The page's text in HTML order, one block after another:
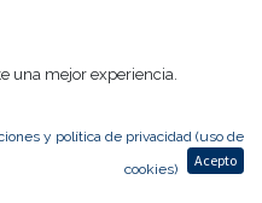
carrito
una mejor experiencia.
y política de privacidad (uso de
cookies)
Acepto